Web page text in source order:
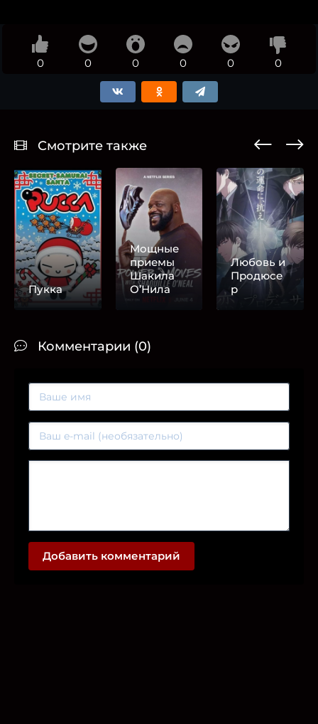
0 0 0 0 0 0
Смотрите также
Пукка
Мощные
приемы
Шакила
О’Нила
Любовь и
Продюсе
р
Комментарии (0)
Добавить комментарий